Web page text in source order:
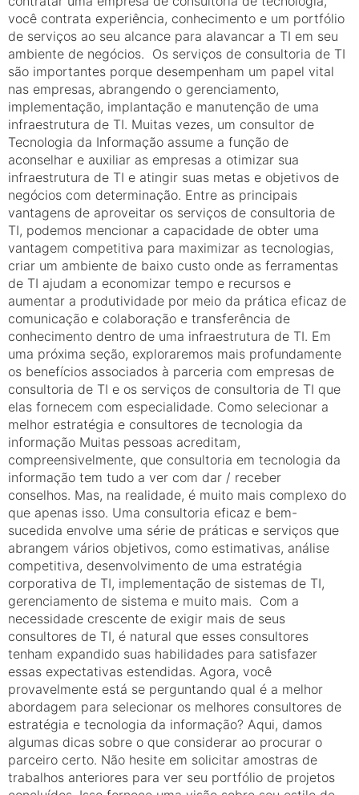
você contrata experiência, conhecimento e um portfólio
de serviços ao seu alcance para alavancar a TI em seu
ambiente de negócios. Os serviços de consultoria de TI
são importantes porque desempenham um papel vital
nas empresas, abrangendo o gerenciamento,
implementação, implantação e manutenção de uma
infraestrutura de TI. Muitas vezes, um consultor de
Tecnologia da Informação assume a função de
aconselhar e auxiliar as empresas a otimizar sua
infraestrutura de TI e atingir suas metas e objetivos de
negócios com determinação. Entre as principais
vantagens de aproveitar os serviços de consultoria de
TI, podemos mencionar a capacidade de obter uma
vantagem competitiva para maximizar as tecnologias,
criar um ambiente de baixo custo onde as ferramentas
de TI ajudam a economizar tempo e recursos e
aumentar a produtividade por meio da prática eficaz de
comunicação e colaboração e transferência de
conhecimento dentro de uma infraestrutura de TI. Em
uma próxima seção, exploraremos mais profundamente
os benefícios associados à parceria com empresas de
consultoria de TI e os serviços de consultoria de TI que
elas fornecem com especialidade. Como selecionar a
melhor estratégia e consultores de tecnologia da
informação Muitas pessoas acreditam,
compreensivelmente, que consultoria em tecnologia da
informação tem tudo a ver com dar / receber
conselhos. Mas, na realidade, é muito mais complexo do
que apenas isso. Uma consultoria eficaz e bem-
sucedida envolve uma série de práticas e serviços que
abrangem vários objetivos, como estimativas, análise
competitiva, desenvolvimento de uma estratégia
corporativa de TI, implementação de sistemas de TI,
gerenciamento de sistema e muito mais. Com a
necessidade crescente de exigir mais de seus
consultores de TI, é natural que esses consultores
tenham expandido suas habilidades para satisfazer
essas expectativas estendidas. Agora, você
provavelmente está se perguntando qual é a melhor
abordagem para selecionar os melhores consultores de
estratégia e tecnologia da informação? Aqui, damos
algumas dicas sobre o que considerar ao procurar o
parceiro certo. Não hesite em solicitar amostras de
trabalhos anteriores para ver seu portfólio de projetos